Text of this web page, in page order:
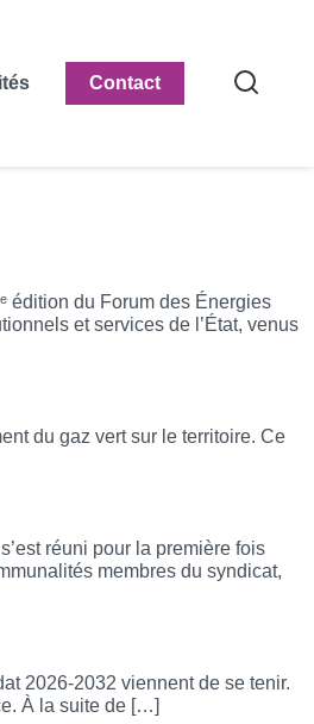
Contact
édition du Forum des Énergies
et services de l’État, venus
du gaz vert sur le territoire. Ce
réuni pour la première fois
membres du syndicat,
2026-2032 viennent de se tenir.
À la suite de […]